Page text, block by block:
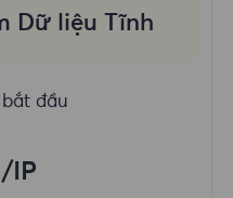
Dữ liệu Tĩnh
đầu
/IP